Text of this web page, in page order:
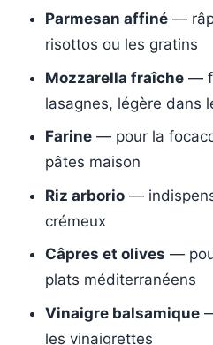
Parmesan affiné —
risottos ou les gratins
Mozzarella fraîche —
lasagnes, légère dans
Farine — pour la
pâtes maison
Riz arborio —
crémeux
Câpres et olives —
plats méditerranéens
Vinaigre balsamique
les vinaigrettes